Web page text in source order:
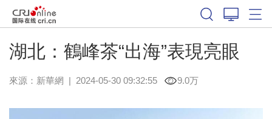
湖北：鶴峰茶“出海”表現亮眼
來源： 新華網 | 2024-05-30 09:32:55 9.0万